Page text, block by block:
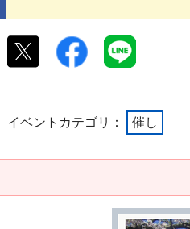
イベントカテゴリ： 催し